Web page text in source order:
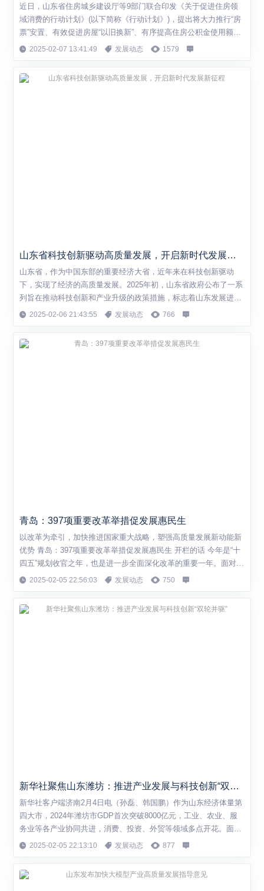
近日，山东省住房城乡建设厅等9部门联合印发《关于促进住房领
域消费的行动计划》(以下简称《行动计划》)，提出将大力推行“房
票”安置、有效促进房屋“以旧换新”、有序提高住房公积金使用额度
等20条政策措施，促进住房领域消费。 当前房地产政策利好持
等涉及房屋征收工作中，推行“房票...
2025-02-07 13:41:49 发展动态 1579
山东省科技创新驱动高质量发展，开启新时代发展新征程
山东省，作为中国东部的重要经济大省，近年来在科技创新驱动
下，实现了经济的高质量发展。2025年初，山东省政府公布了一系
列旨在推动科技创新和产业升级的政策措施，标志着山东发展进入
了一个新的阶段。 根据最新数据，山东省的研发投入持续增加，占
山东省的新能源汽车产业，在政策扶持和...
2025-02-06 21:43:55 发展动态 766
青岛：397项重要改革举措促发展惠民生
以改革为牵引，加快推进国家重大战略，塑强高质量发展新动能新
优势 青岛：397项重要改革举措促发展惠民生 开栏的话 今年是“十
四五”规划收官之年，也是进一步全面深化改革的重要一年。面对纷
繁复杂的国际国内形势，面对新一轮科技革命和产业变革，面对人
民群众新期待，必须抓改革创新，促高质量发展。 本报今起推出
《当好全面深化改革排头兵·青岛实践》专栏，全面展示青岛深入贯
彻落实党的二十届三中全会精神...
2025-02-05 22:56:03 发展动态 750
新华社聚焦山东潍坊：推进产业发展与科技创新“双轮并驱”
新华社客户端济南2月4日电（孙磊、韩国鹏）作为山东经济体量第
四大市，2024年潍坊市GDP首次突破8000亿元，工业、农业、服
务业等各产业协同共进，消费、投资、外贸等领域多点开花。面向
2025年，潍坊将锚定“走在前、挑大梁”，推进产业发展与科技创新
“双轮并驱”，推动经济持续稳健向好、进中提质。 1月26日，潍坊
市统计局正式公布2024年经济运行情况。数据显示，2024年，全市
地区生产总...
2025-02-05 22:13:10 发展动态 877